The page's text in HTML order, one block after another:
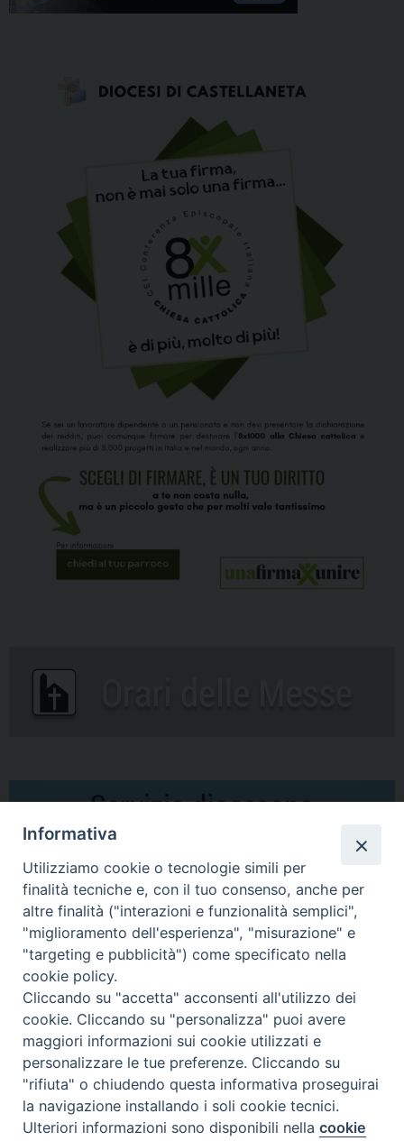
Comunicati Stampa
Il cordoglio dei Vescovi di Puglia per la morte di S.E.R. Mons. Agostino
Superbo
Nasce la Consulta Diocesana delle Aggregazioni Laicali di Castellaneta
Archivio comunicati stampa
2026 © Diocesi di Castellaneta
Informativa
Utilizziamo cookie o tecnologie simili per
finalità tecniche e, con il tuo consenso, anche per
altre finalità ("interazioni e funzionalità semplici",
"miglioramento dell'esperienza", "misurazione" e
"targeting e pubblicità") come specificato nella
cookie policy.
Cliccando su "accetta" acconsenti all'utilizzo dei
cookie. Cliccando su "personalizza" puoi avere
maggiori informazioni sui cookie utilizzati e
personalizzare le tue preferenze. Cliccando su
"rifiuta" o chiudendo questa informativa proseguirai
la navigazione installando i soli cookie tecnici.
Ulteriori informazioni sono disponibili nellacookie